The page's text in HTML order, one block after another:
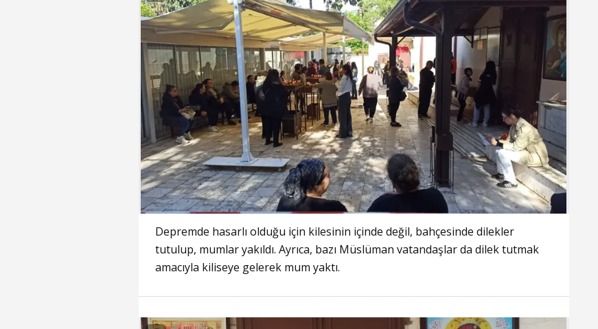
Depremde hasarlı olduğu için kilesinin içinde değil, bahçesinde dilekler
tutulup, mumlar yakıldı. Ayrıca, bazı Müslüman vatandaşlar da dilek tutmak
amacıyla kiliseye gelerek mum yaktı.